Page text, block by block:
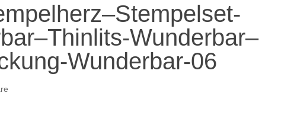
Wunderbar–
Wunderbar-06